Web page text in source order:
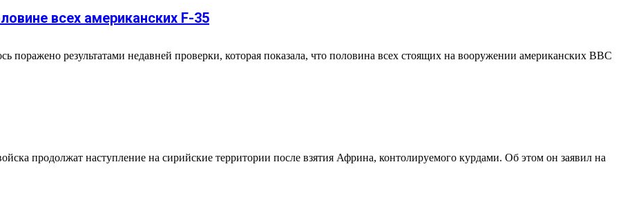
всех американских F-35
результатами недавней проверки, которая показала, что половина всех стоящих на вооружении американских ВВС
продолжат наступление на сирийские территории после взятия Африна, контолируемого курдами. Об этом он заявил на